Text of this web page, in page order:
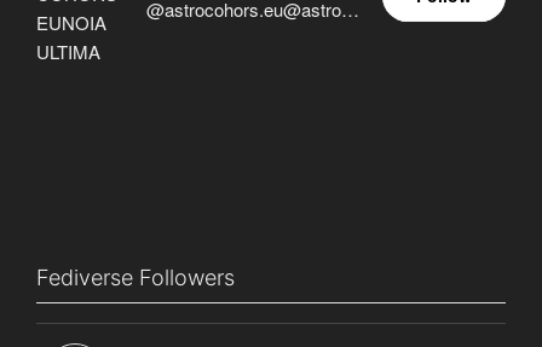
@astrocohors.eu@astrocohors.eu
Fediverse Followers